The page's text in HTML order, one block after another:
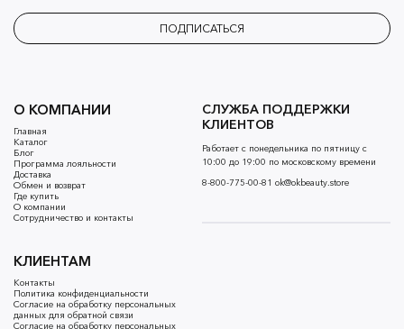
О КОМПАНИИ
Главная
Каталог
Блог
Программа лояльности
Доставка
Обмен и возврат
Где купить
О компании
Сотрудничество и контакты
КЛИЕНТАМ
Контакты
Политика конфиденциальности
Согласие на обработку персональных
данных для обратной связи
Согласие на обработку персональных
СЛУЖБА ПОДДЕРЖКИ
КЛИЕНТОВ
Работает с понедельника по пятницу с
10:00 до 19:00 по московскому времени
8-800-775-00-81 ok@okbeauty.store
ПОДПИСАТЬСЯ